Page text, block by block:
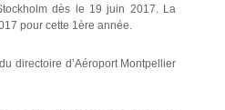
dès le 19 juin 2017. La
pour cette 1ère année.
directoire d’Aéroport Montpellier